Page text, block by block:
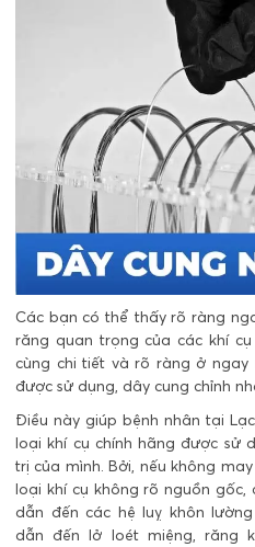
Các bạn có thể thấy rõ ràng
răng quan trọng của các khí
cùng chi tiết và rõ ràng ở ngay
được sử dụng, dây cung chỉnh
Điều này giúp bệnh nhân tại
loại khí cụ chính hãng được sử
trị của mình. Bởi, nếu không
loại khí cụ không rõ nguồn
dẫn đến các hệ luỵ khôn
dẫn đến lở loét miệng, răng